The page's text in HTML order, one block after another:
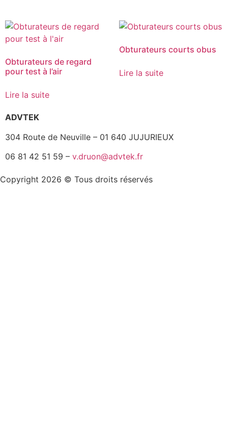
Obturateurs de regard
pour test à l’air
Lire la suite
Obturateurs courts obus
Lire la suite
ADVTEK
304 Route de Neuville – 01 640 JUJURIEUX
06 81 42 51 59 – v.druon@advtek.fr
Copyright 2026 © Tous droits réservés